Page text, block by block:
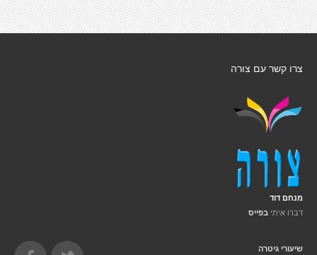
צרו קשר עם צורה
מנחם דוד
דברו איתי בפייס
שיעורי גיטרה